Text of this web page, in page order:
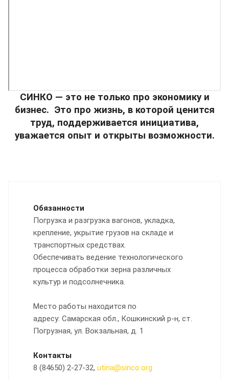
СИНКО — это не только про экономику и
бизнес. Это про жизнь, в которой ценится
труд, поддерживается инициатива,
уважается опыт и открыты возможности.
Обязанности
Погрузка и разгрузка вагонов, укладка,
крепление, укрытие грузов на складе и
транспортных средствах.
Обеспечивать ведение технологического
процесса обработки зерна различных
культур и подсолнечника.
Место работы находится по
адресу: Самарская обл., Кошкинский р-н, ст.
Погрузная, ул. Вокзальная, д. 1
Контакты
8 (84650) 2-27-32, utina@sinco.org